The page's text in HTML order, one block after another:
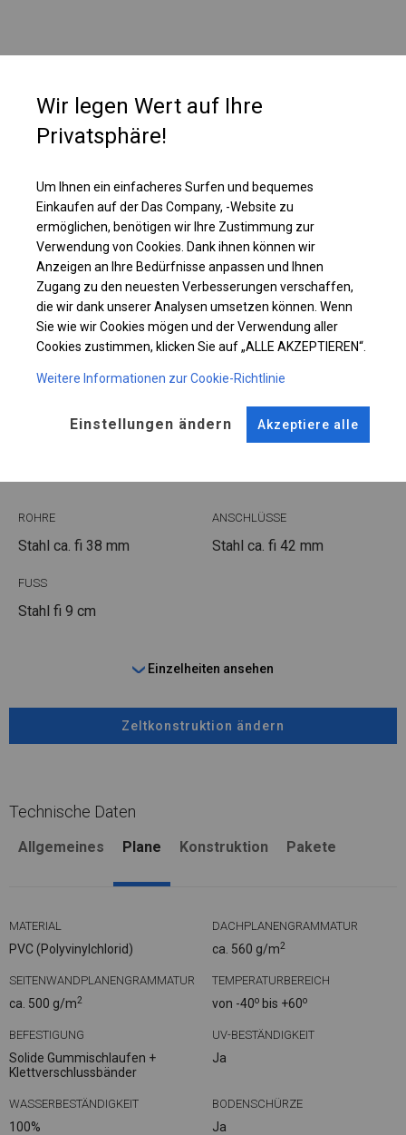
Einzelheiten ansehen
Plane ändern
KONSTRUKTION
ROHRE
Stahl ca. fi 38 mm
ANSCHLÜSSE
Stahl ca. fi 42 mm
FUSS
Stahl fi 9 cm
Einzelheiten ansehen
Zeltkonstruktion ändern
Technische Daten
Allgemeines Plane Konstruktion Pakete
MATERIAL
PVC (Polyvinylchlorid)
DACHPLANENGRAMMATUR
ca. 560 g/m2
SEITENWANDPLANENGRAMMATUR
ca. 500 g/m2
TEMPERATURBEREICH
von -40o bis +60o
BEFESTIGUNG
Solide Gummischlaufen +
Klettverschlussbänder
UV-BESTÄNDIGKEIT
Ja
WASSERBESTÄNDIGKEIT
100%
BODENSCHÜRZE
Ja
Wir legen Wert auf Ihre
Privatsphäre!
Um Ihnen ein einfacheres Surfen und bequemes
Einkaufen auf der Das Company, -Website zu
ermöglichen, benötigen wir Ihre Zustimmung zur
Verwendung von Cookies. Dank ihnen können wir
Anzeigen an Ihre Bedürfnisse anpassen und Ihnen
Zugang zu den neuesten Verbesserungen verschaffen,
die wir dank unserer Analysen umsetzen können. Wenn
Sie wie wir Cookies mögen und der Verwendung aller
Cookies zustimmen, klicken Sie auf „ALLE AKZEPTIEREN“.
Weitere Informationen zur Cookie-Richtlinie
Einstellungen ändern Akzeptiere alle